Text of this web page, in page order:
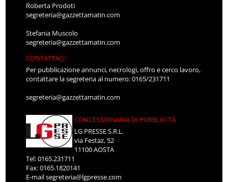
Roberta Prodoti
segreteria@gazzettamatin.com
Stefania Muscolo
segreteria@gazzettamatin.com
CONTATTACI
Per pubblicazione annunci, necrologi, offro e cerco lavoro,
contattare la segreteria al numero: 0165/231711
segreteria@gazzettamatin.com
CONCESSIONARIA DI PUBBLICITÀ
LG PRESSE S.R.L.
via Festaz, 52
11100 AOSTA
Tel: 0165.231711
Fax: 0165.1820141
E-mailsegreteria@lgpresse.com